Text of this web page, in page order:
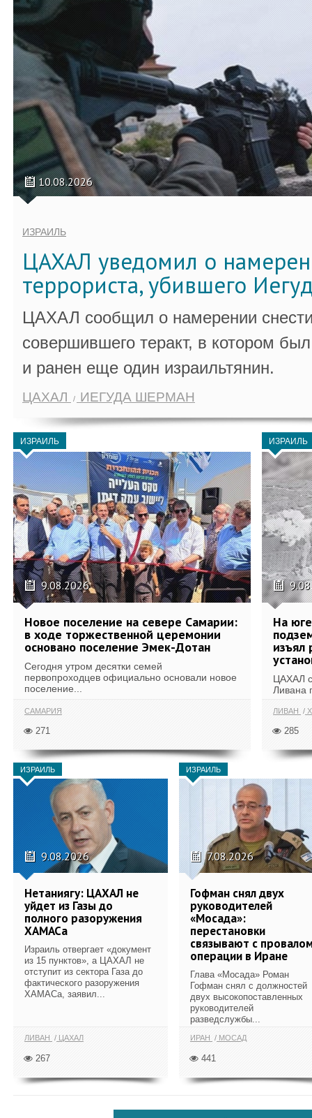
10.08.2026
ИЗРАИЛЬ
ЦАХАЛ уведомил о
террориста, убившего
ЦАХАЛ сообщил о намерении
совершившего теракт, в котором
и ранен еще один израильтянин.
ЦАХАЛ ИЕГУДА ШЕРМАН
ИЗРАИЛЬ
9.08.2026
Новое поселение на севере Самарии:
в ходе торжественной церемонии
основано поселение Эмек-Дотан
Сегодня утром десятки семей
первопроходцев официально основали новое
поселение...
САМАРИЯ
271
ИЗРАИЛЬ
На
изъял
ЦАХАЛ
Ливана
ЛИВАН
285
ИЗРАИЛЬ
9.08.2026
Нетаниягу: ЦАХАЛ не
уйдет из Газы до
полного разоружения
ХАМАСа
Израиль отвергает «документ
из 15 пунктов», а ЦАХАЛ не
отступит из сектора Газа до
фактического разоружения
ХАМАСа, заявил...
ЛИВАН ЦАХАЛ
267
ИЗРАИЛЬ
7.08.2026
Гофман снял двух
руководителей
«Мосада»:
перестановки
связывают с
операции в Иране
Глава «Мосада» Роман
Гофман снял с должностей
двух высокопоставленных
руководителей
разведслужбы...
ИРАН МОСАД
441